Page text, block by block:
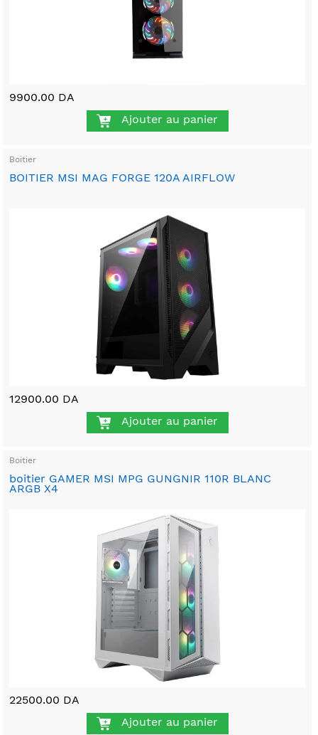
9900.00 DA
Ajouter au panier
Boitier
BOITIER MSI MAG FORGE 120A AIRFLOW
12900.00 DA
Ajouter au panier
Boitier
boitier GAMER MSI MPG GUNGNIR 110R BLANC
ARGB X4
22500.00 DA
Ajouter au panier